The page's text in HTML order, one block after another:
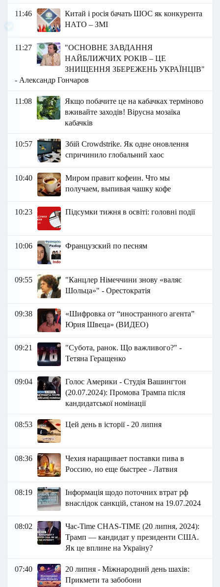
11:46
Китай і росія бачать ШОС як конкурента
НАТО – ЗМІ
11:27
"ОСНОВНЕ ЗАВДАННЯ
НАЙБЛИЖЧИХ РОКІВ – ЦЕ
ЗНИЩЕННЯ ЗБЕРЕЖЕНЬ УКРАЇНЦІВ"
- Александр Гончаров
11:08
Якщо побачите це на кабачках терміново
вживайте заходів! Вірусна мозаїка
кабачків
10:57
Збій Crowdstrike. Як одне оновлення
спричинило глобальний хаос
10:40
Миром правит кофеин. Что мы
получаем, выпивая чашку кофе
10:23 Підсумки тижня в освіті: головні події
10:06 Французский по песням
09:55
"Канцлер Німеччини знову «валяє
Шольца»" - Орестократія
09:38
«Шифровка от “иностранного агента”
Юрия Швеца» (ВИДЕО)
09:21
"Субота, ранок. Що важливого?" -
Тетяна Геращенко
09:04
Голос Америки - Студія Вашингтон
(20.07.2024): Промова Трампа після
кандидатської номінації
08:53 Цей день в історії - 20 липня
08:36
Чехия наращивает поставки пива в
Россию, но еще быстрее - Латвия
08:19
Інформація щодо поточних втрат рф
внаслідок санкцій, станом на 19.07.2024
08:02
Час-Time CHAS-TIME (20 липня, 2024):
Трамп — кандидат у президенти США.
Як це вплине на Україну?
07:40
20 липня - Міжнародний день шахів:
Прикмети та забобони